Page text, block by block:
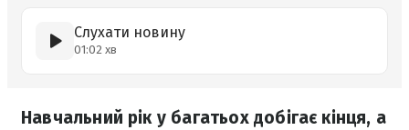
Слухати новину
01:02 хв
Навчальний рік у багатьох добігає кінця, а